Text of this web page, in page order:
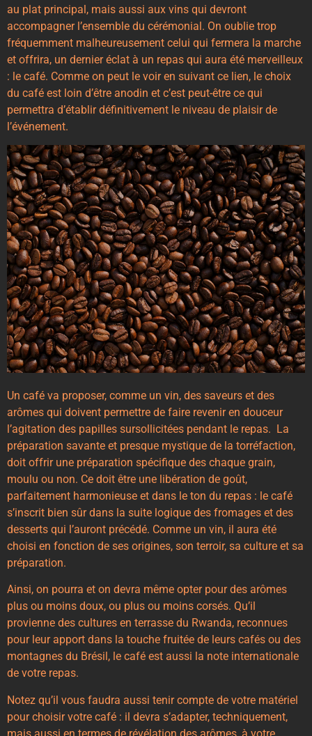
au plat principal, mais aussi aux vins qui devront
accompagner l’ensemble du cérémonial. On oublie trop
fréquemment malheureusement celui qui fermera la marche
et offrira, un dernier éclat à un repas qui aura été merveilleux
: le café. Comme on peut le voiren suivant ce lien, le choix
du café est loin d’être anodin et c’est peut-être ce qui
permettra d’établir définitivement le niveau de plaisir de
l’événement.
Un café va proposer, comme un vin, des saveurs et des
arômes qui doivent permettre de faire revenir en douceur
l’agitation des papilles sursollicitées pendant le repas. La
préparation savante et presque mystique de la torréfaction,
doit offrir une préparation spécifique des chaque grain,
moulu ou non. Ce doit être une libération de goût,
parfaitement harmonieuse et dans le ton du repas : le café
s’inscrit bien sûr dans la suite logique des fromages et des
desserts qui l’auront précédé. Comme un vin, il aura été
choisi en fonction de ses origines, son terroir, sa culture et sa
préparation.
Ainsi, on pourra et on devra même opter pour des arômes
plus ou moins doux, ou plus ou moins corsés. Qu’il
provienne des cultures en terrasse du Rwanda, reconnues
pour leur apport dans la touche fruitée de leurs cafés ou des
montagnes du Brésil, le café est aussi la note internationale
de votre repas.
Notez qu’il vous faudra aussi tenir compte de votre matériel
pour choisir votre café : il devra s’adapter, techniquement,